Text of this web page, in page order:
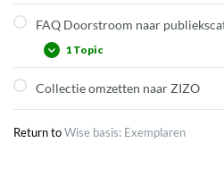
Hoe zet ik exemplaren ‘In
Hoe plaats ik exemplaren in
Exemplaar bestellen
Exemplaar doorzetten naar de
FAQ Doorstroom naar
1 Topic
Welke info stroomt de volgende
publiekscatalogus?
Collectie omzetten naar ZIZO
Return toWise basis: Exemplaren